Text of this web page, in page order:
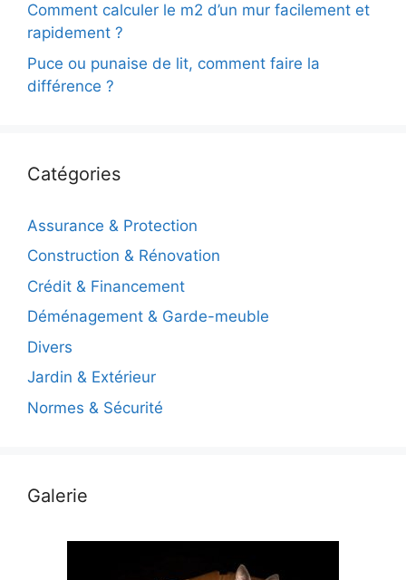
Comment calculer le m2 d’un mur facilement et
rapidement ?
Puce ou punaise de lit, comment faire la
différence ?
Catégories
Assurance & Protection
Construction & Rénovation
Crédit & Financement
Déménagement & Garde-meuble
Divers
Jardin & Extérieur
Normes & Sécurité
Galerie